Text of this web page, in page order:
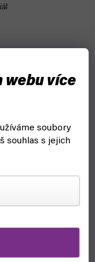
webu více
soubory
souhlas s jejich